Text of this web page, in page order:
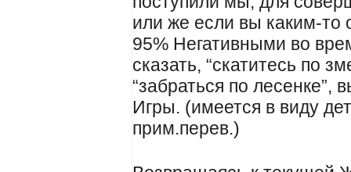
или же если вы каким-то
95% Негативными во
сказать, “скатитесь по
“забраться по лесенке”,
Игры. (имеется в виду
прим.перев.)